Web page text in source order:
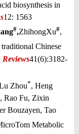
biosynthesis in
12: 1563
#,ZhihongXu#,
Chinese
41(6):3182-
Zhou*, Heng
Rao Fu, Zixin
Bouzayen, Tao
Metabolic